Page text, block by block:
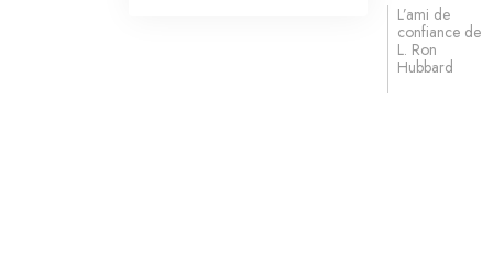
L’ami de
confiance de
L. Ron
Hubbard